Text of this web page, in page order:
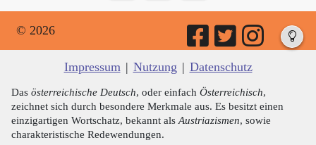
© 2026
Impressum | Nutzung | Datenschutz
Das österreichische Deutsch, oder einfach Österreichisch,
zeichnet sich durch besondere Merkmale aus. Es besitzt einen
einzigartigen Wortschatz, bekannt als Austriazismen, sowie
charakteristische Redewendungen.